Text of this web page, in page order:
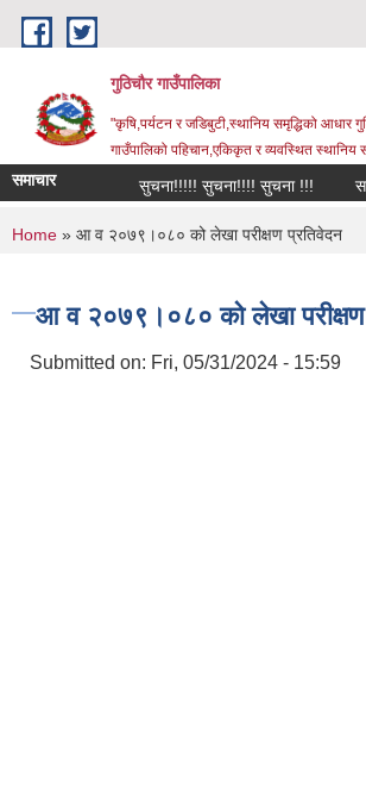
Skip to main content
गुठिचौर गाउँपालिका
"कृषि,पर्यटन र जडिबुटी,स्थानिय समृद्धिको आधार
गाउँपालिको पहिचान,एकिकृत र व्यवस्थित स्थानिय
समाचार सुचना!!!!! सुचना!!!! सुचना !!!
You are here
Home » आ व २०७९।०८० को लेखा परीक्षण प्रतिवेदन
आ व २०७९।०८० को लेखा परीक्षण
Submitted on: Fri, 05/31/2024 - 15:59